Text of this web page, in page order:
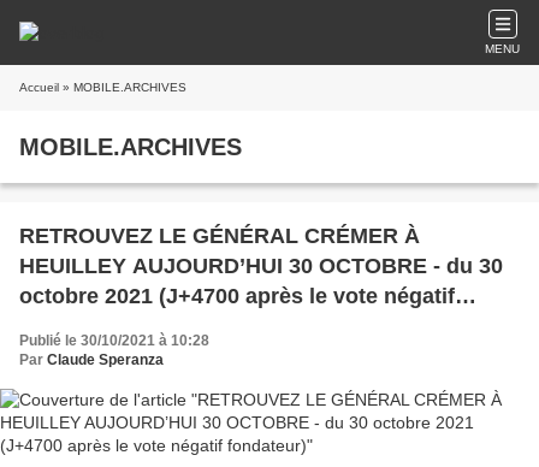
MENU
Accueil » MOBILE.ARCHIVES
MOBILE.ARCHIVES
RETROUVEZ LE GÉNÉRAL CRÉMER À
HEUILLEY AUJOURD’HUI 30 OCTOBRE - du 30
octobre 2021 (J+4700 après le vote négatif
fondateur)
Publié le 30/10/2021 à 10:28
Par Claude Speranza